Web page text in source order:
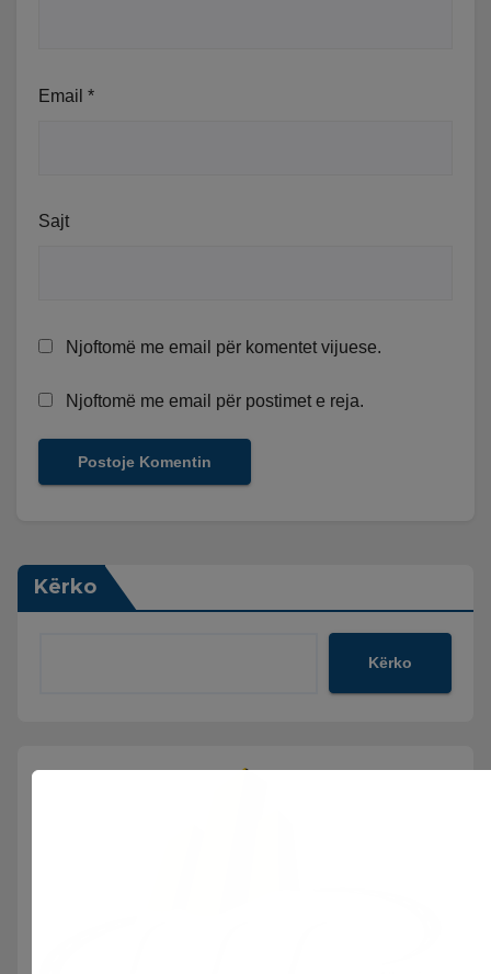
Email *
Sajt
Njoftomë me email për komentet vijuese.
Njoftomë me email për postimet e reja.
Kërko
Kërko